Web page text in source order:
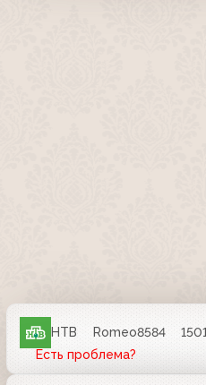
НТВ Romeo8584 1501
Есть проблема?